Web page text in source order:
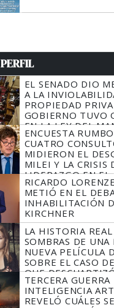
EL SENADO DIO
A LA
PROPIEDAD
GOBIERNO TUVO
EN LA LEY DEL
FUEGO
ENCUESTA
CUATRO
MIDIERON EL
MILEI Y LA CRISIS
LIDERAZGO EN
RICARDO
METIÓ EN EL
INHABILITACIÓN
KIRCHNER
LA HISTORIA
SOMBRAS DE UNA
NUEVA PELÍCULA
SOBRE EL CASO
QUE
MARIDO
TERCERA
INTELIGENCIA
REVELÓ CUÁLES